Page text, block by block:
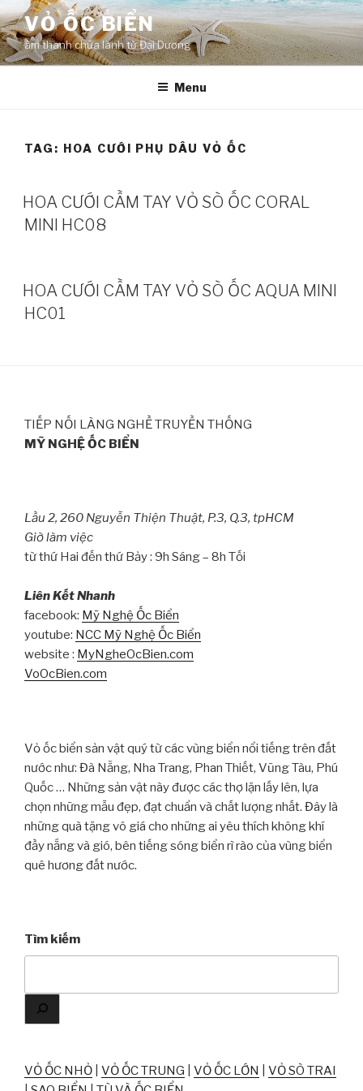
Skip
to
content
VỎ ỐC BIỂN
âm thanh chữa lành từ Đại Dương
Menu
TAG: HOA CƯỚI PHỤ DÂU VỎ ỐC
HOA CƯỚI CẦM TAY VỎ SÒ ỐC CORAL
MINI HC08
HOA CƯỚI CẦM TAY VỎ SÒ ỐC AQUA MINI
HC01
TIẾP NỐI LÀNG NGHỀ TRUYỀN THỐNG
MỸ NGHỆ ỐC BIỂN
Lầu 2, 260 Nguyễn Thiện Thuật, P.3, Q.3, tpHCM
Giờ làm việc
từ thứ Hai đến thứ Bảy : 9h Sáng – 8h Tối
Liên Kết Nhanh
facebook: Mỹ Nghệ Ốc Biển
youtube: NCC Mỹ Nghệ Ốc Biển
website : MyNgheOcBien.com
VoOcBien.com
Vỏ ốc biển sản vật quý từ các vùng biển nổi tiếng trên đất
nước như: Đà Nẵng, Nha Trang, Phan Thiết, Vũng Tàu, Phú
Quốc … Những sản vật này được các thợ lặn lấy lên, lựa
chọn những mẫu đẹp, đạt chuẩn và chất lượng nhất. Đây là
những quà tặng vô giá cho những ai yêu thích không khí
đầy nắng và gió, bên tiếng sóng biển rì rào của vùng biển
quê hương đất nước.
Tìm kiếm
VỎ ỐC NHỎ VỎ ỐC TRUNG VỎ ỐC LỚN
VỎ SÒ TRAI